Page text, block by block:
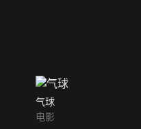
气球
电影